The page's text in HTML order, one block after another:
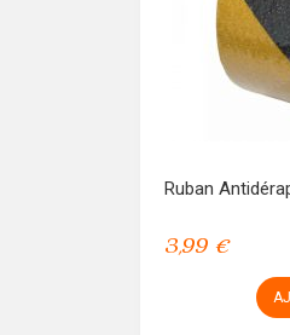
Ruban
3,99 €